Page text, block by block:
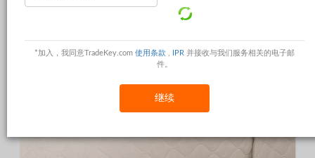
*加入，我同意TradeKey.com 使用条款 IPR 并接收与我们服务相关的电子邮
件。
继续